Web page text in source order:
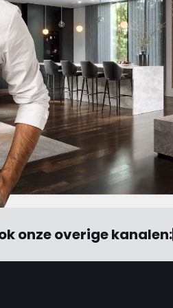
onze overige kanalen: